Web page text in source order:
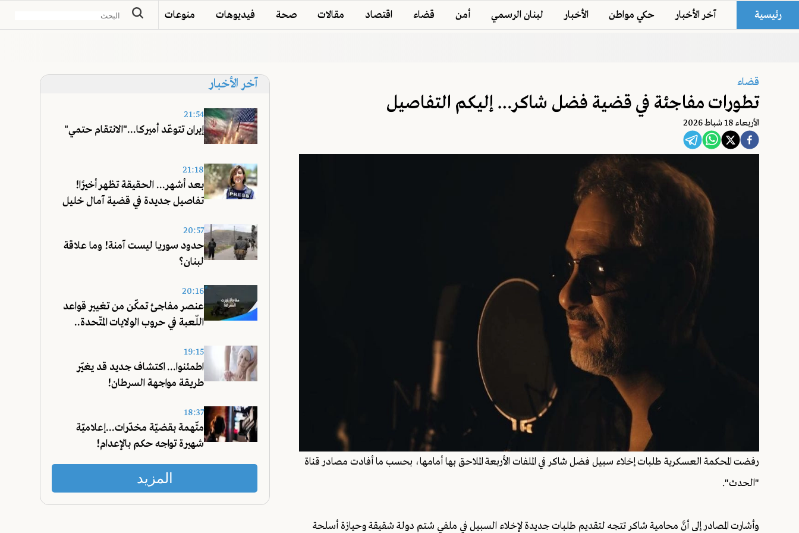
رئيسية آخر الأخبار حكي مواطن الأخبار لبنان الرسمي أمن قضاء اقتصاد مقالات صحة فيديوهات منوعات
قضاء
تطورات مفاجئة في قضية فضل شاكر… إليكم التفاصيل
اﻷربعاء 18 شباط 2026
رفضت المحكمة العسكرية طلبات إخلاء سبيل فضل شاكر في الملفات الأربعة الملاحق بها أمامها، بحسب ما أفادت مصادر قناة
"الحدث".
وأشارت المصادر إلى أنَّ محامية شاكر تتجه لتقديم طلبات جديدة لإخلاء السبيل في ملفي شتم دولة شقيقة وحيازة أسلحة
آخر الأخبار
21:54
إيران تتوعّد أميركا..."الانتقام حتمي"
21:18
بعد أشهر... الحقيقة تظهر أخيرًا!
تفاصيل جديدة في قضية آمال خليل
20:57
حدود سوريا ليست آمنة! وما علاقة
لبنان؟
20:16
عنصر مفاجئ تمكّن من تغيير قواعد
اللّعبة في حروب الولايات المتّحدة..
19:15
اطمئنوا... اكتشاف جديد قد يغيّر
طريقة مواجهة السرطان!
18:37
متّهمة بقضيّة مخدّرات...إعلاميّة
شهيرة تواجه حكم بالإعدام!
المزيد